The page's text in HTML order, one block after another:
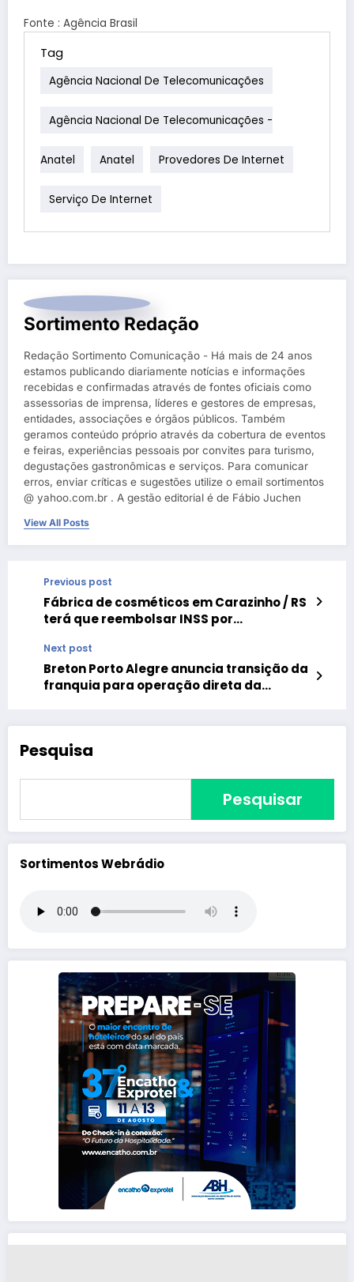
Fonte : Agência Brasil
Tag
Agência Nacional De Telecomunicações
Agência Nacional De Telecomunicações -
Anatel Anatel Provedores De Internet
Serviço De Internet
Sortimento Redação
Redação Sortimento Comunicação - Há mais de 24 anos
estamos publicando diariamente notícias e informações
recebidas e confirmadas através de fontes oficiais como
assessorias de imprensa, líderes e gestores de empresas,
entidades, associações e órgãos públicos. Também
geramos conteúdo próprio através da cobertura de eventos
e feiras, experiências pessoais por convites para turismo,
degustações gastronômicas e serviços. Para comunicar
erros, enviar críticas e sugestões utilize o email sortimentos
@ yahoo.com.br . A gestão editorial é de Fábio Juchen
View All Posts
Previous post
Fábrica de cosméticos em Carazinho / RS
terá que reembolsar INSS por
Next post
Breton Porto Alegre anuncia transição da
franquia para operação direta da
Pesquisa
Pesquisar
Sortimentos Webrádio